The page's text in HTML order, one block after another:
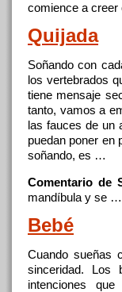
comience a creer
Quijada
Soñando con
los vertebrados
tiene mensaje
tanto, vamos a
las fauces de un
puedan poner en
soñando, es …
Comentario de
mandíbula y se …
Bebé
Cuando sueñas
sinceridad. Los
intenciones